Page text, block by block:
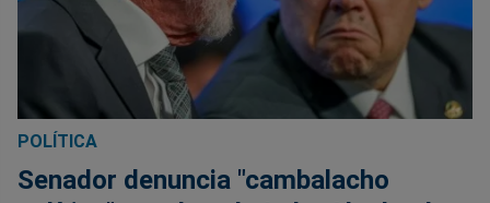
POLÍTICA
Senador denuncia "cambalacho